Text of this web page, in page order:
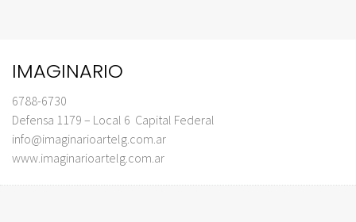
IMAGINARIO
6788-6730
Defensa 1179 – Local 6 Capital Federal
info@imaginarioartelg.com.ar
www.imaginarioartelg.com.ar